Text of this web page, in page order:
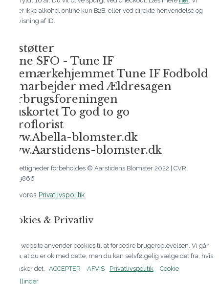
sælger ikke alkohol online kun B2B, eller ved direkte henvendelse og
fremvisning af ID.
Vi støtter
Tune SFO - Tune IF
Julemærkehjemmet Tune IF Fodbold
Samarbejder med Ældresagen
Forbrugsforeningen
Pluskortet To god to go
Euroflorist
www.Abella-blomster.dk
www.Aarstidens-blomster.dk
Alle rettigheder forbeholdes © Aarstidens Blomster 2022 | CVR
35629866
Læs vores Privatlivspolitik
Cookies & Privatliv
Dette website anvender cookies til at forbedre brugeroplevelsen. Vi går
ud fra, at du er ok med dette, men du kan selvfølgelig vælge det fra, hvis
du ønsker det.
ACCEPTER AFVIS Privatlivspolitik
Cookie
indstillinger